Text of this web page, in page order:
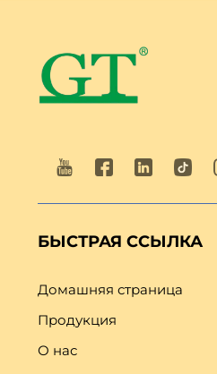
БЫСТРАЯ ССЫЛКА
Домашняя страница
Продукция
О нас